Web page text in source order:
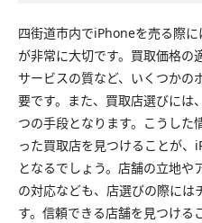
四街道市内でiPhoneを売る際
が非常に大切です。買取価格の
サービスの質など、いくつかの
要です。また、買取店選びには
つの手段となります。こうした
った買取店を見つけることが
となるでしょう。店舗の立地
の対応なども、店選びの際には
す。信頼できる店舗を見つける